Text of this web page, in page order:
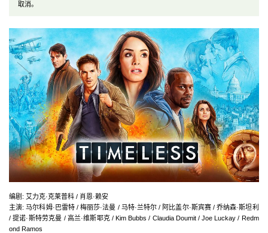
取消。
编剧 : 艾力克·克莱普科 / 肖恩·赖安
主演:马尔科姆·巴雷特 / 梅丽莎·法曼 / 马特·兰特尔 / 阿比盖尔·斯宾赛 / 乔纳森·斯坦利
/ 提诺·斯特劳克曼 / 高兰·维斯耶克 / Kim Bubbs / Claudia Doumit / Joe Luckay / Redm
ond Ramos